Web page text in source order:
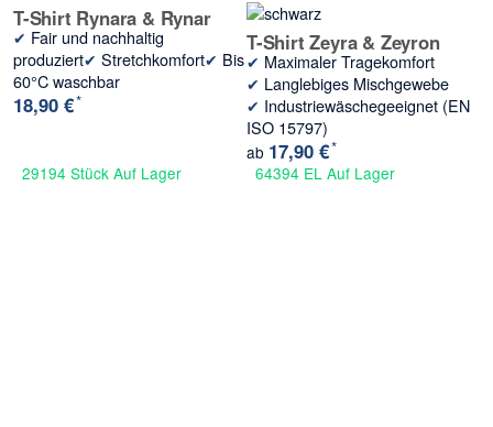
T-Shirt Rynara & Rynar
✔ Fair und nachhaltig
produziert✔ Stretchkomfort✔ Bis
60°C waschbar
18,90 €*
29194 Stück Auf Lager
T-Shirt Zeyra & Zeyron
✔ Maximaler Tragekomfort
✔ Langlebiges Mischgewebe
✔ Industriewäschegeeignet (EN
ISO 15797)
ab 17,90 €*
64394 EL Auf Lager